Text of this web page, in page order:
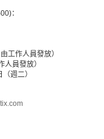
：
由工作人員發放）
人員發放）
（週二）